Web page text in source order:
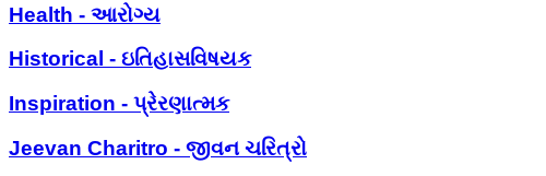
Health - આરોગ્ય
Historical - ઇતિહાસવિષયક
Inspiration - પ્રેરણાત્મક
Jeevan Charitro - જીવન ચરિત્રો